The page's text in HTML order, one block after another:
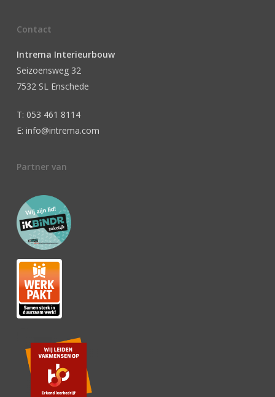
Contact
Intrema Interieurbouw
Seizoensweg 32
7532 SL Enschede
T: 053 461 8114
E: info@intrema.com
Partner van